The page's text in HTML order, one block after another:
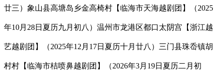
廿三）象山县高塘岛乡金高椅村【临海市天海越剧团】（2025
年10月28日夏历九月初八）温州市龙港区都口太阴宫【浙江越
艺越剧团】（2025年12月17日夏历十月廿八）三门县珠岙镇胡
村村【临海市桔喷鼻越剧团】（2026年3月19日夏历二月初